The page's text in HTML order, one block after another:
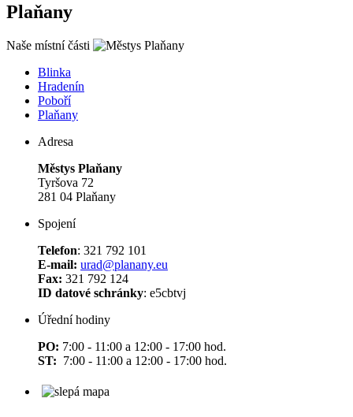
Plaňany
Naše místní části
Blinka
Hradenín
Poboří
Plaňany
Adresa
Městys Plaňany
Tyršova 72
281 04 Plaňany
Spojení
Telefon: 321 792 101
E-mail: urad@planany.eu
Fax: 321 792 124
ID datové schránky: e5cbtvj
Úřední hodiny
PO: 7:00 - 11:00 a 12:00 - 17:00 hod.
ST: 7:00 - 11:00 a 12:00 - 17:00 hod.